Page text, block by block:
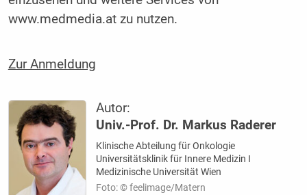
www.medmedia.at zu nutzen.
Zur Anmeldung
Autor:
Univ.-Prof. Dr. Markus Raderer
Klinische Abteilung für Onkologie
Universitätsklinik für Innere Medizin I
Medizinische Universität Wien
Foto: © feelimage/Matern